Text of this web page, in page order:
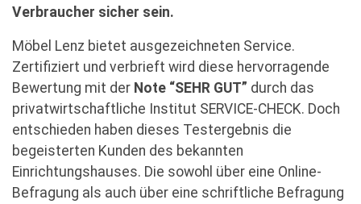
Verbraucher sicher sein.
Möbel Lenz bietet ausgezeichneten Service.
Zertifiziert und verbrieft wird diese hervorragende
Bewertung mit der Note “SEHR GUT” durch das
privatwirtschaftliche Institut SERVICE-CHECK. Doch
entschieden haben dieses Testergebnis die
begeisterten Kunden des bekannten
Einrichtungshauses. Die sowohl über eine Online-
Befragung als auch über eine schriftliche Befragung